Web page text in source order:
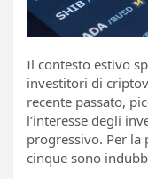
Il contesto estivo
investitori di
recente passato,
l’interesse degli
progressivo. Per
cinque sono